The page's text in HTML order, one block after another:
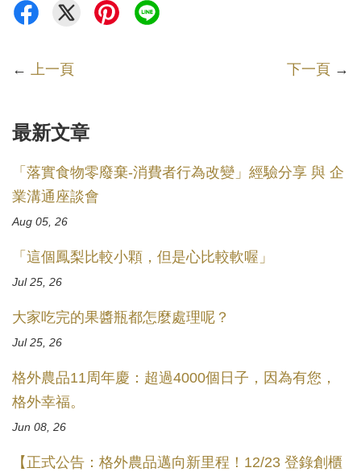
← 上一頁 下一頁 →
最新文章
「落實食物零廢棄-消費者行為改變」經驗分享 與 企
業溝通座談會
Aug 05, 26
「這個鳳梨比較小顆，但是心比較軟喔」
Jul 25, 26
大家吃完的果醬瓶都怎麼處理呢？
Jul 25, 26
格外農品11周年慶：超過4000個日子，因為有您，
格外幸福。
Jun 08, 26
【正式公告：格外農品邁向新里程！12/23 登錄創櫃